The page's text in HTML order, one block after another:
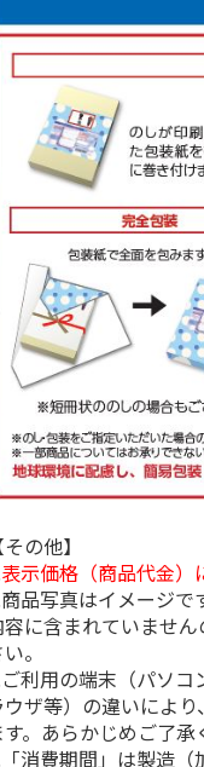
その他】
表示価格（商品代金）
品写真はイメージで
容に含まれていませ
。
利用の端末（パソ
ウザ等）の違いによ
す。あらかじめご了承
消費期間」は製造（